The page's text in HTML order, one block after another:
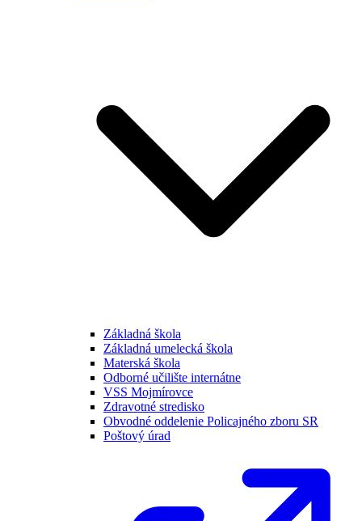
Základná škola
Základná umelecká škola
Materská škola
Odborné učilište internátne
VSS Mojmírovce
Zdravotné stredisko
Obvodné oddelenie Policajného zboru SR
Poštový úrad